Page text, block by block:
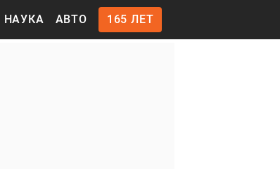
НАУКА АВТО 165 ЛЕТ